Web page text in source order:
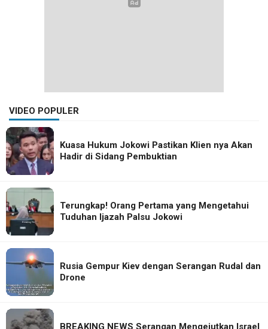
VIDEO POPULER
Kuasa Hukum Jokowi Pastikan Klien nya Akan
Hadir di Sidang Pembuktian
Terungkap! Orang Pertama yang Mengetahui
Tuduhan Ijazah Palsu Jokowi
Rusia Gempur Kiev dengan Serangan Rudal dan
Drone
BREAKING NEWS Serangan Mengejutkan Israel